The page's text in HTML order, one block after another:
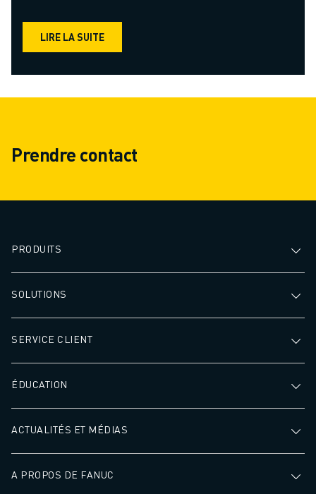
LIRE LA SUITE
Prendre contact
PRODUITS
SOLUTIONS
SERVICE CLIENT
ÉDUCATION
ACTUALITÉS ET MÉDIAS
A PROPOS DE FANUC